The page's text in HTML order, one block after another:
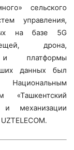
сельского
управления,
на базе 5G
дрона,
и платформы
данных был
«Ташкентский
и механизации